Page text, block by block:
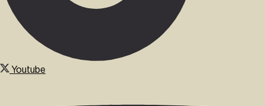
Youtube